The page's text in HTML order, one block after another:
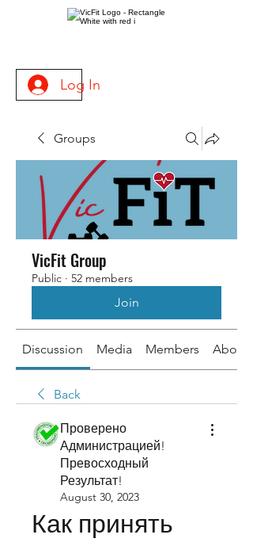
Log In
Groups
VicFit Group
Public · 52 members
Join
Discussion Media Members About
Back
Проверено
Администрацией!
Превосходный
Результат!
August 30, 2023
Как принять